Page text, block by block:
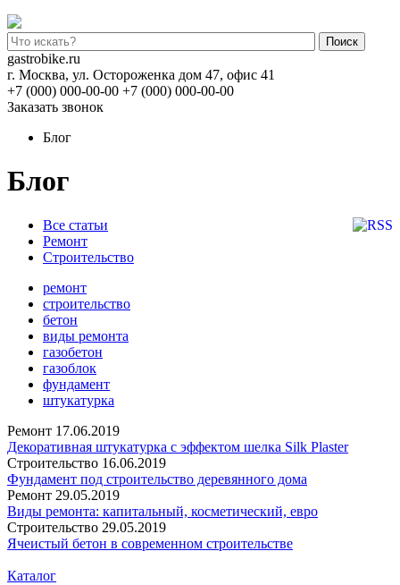
Поиск
gastrobike.ru
г. Москва, ул. Остороженка дом 47, офис 41
+7 (000) 000-00-00 +7 (000) 000-00-00
Заказать звонок
Блог
Блог
Все статьи
Ремонт
Строительство
ремонт
строительство
бетон
виды ремонта
газобетон
газоблок
фундамент
штукатурка
Ремонт 17.06.2019
Декоративная штукатурка с эффектом шелка Silk Plaster
Строительство 16.06.2019
Фундамент под строительство деревянного дома
Ремонт 29.05.2019
Виды ремонта: капитальный, косметический, евро
Строительство 29.05.2019
Ячеистый бетон в современном строительстве
Каталог